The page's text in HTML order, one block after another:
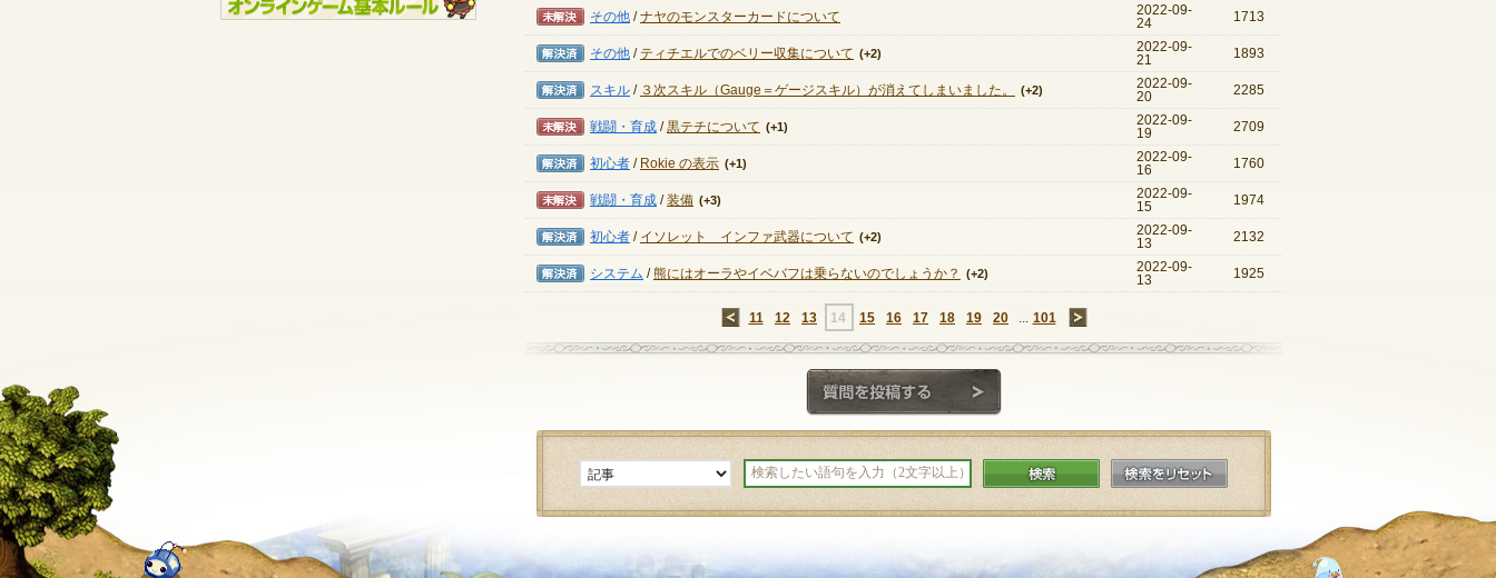
未解決
その他 /ナヤのモンスターカードについて
2022-09-
24
1713
解決済み
その他 / ティチエルでのベリー収集について (+2)
2022-09-
21
1893
解決済み
スキル / ３次スキル（Gauge＝ゲージスキル）が消えてしまいました。 (+2)
2022-09-
20
2285
未解決
戦闘・育成 /黒テチについて (+1)
2022-09-
19
2709
解決済み
初心者 / Rokie の表示 (+1)
2022-09-
16
1760
未解決
戦闘・育成 /装備 (+3)
2022-09-
15
1974
解決済み
初心者 / イソレット インファ武器について (+2)
2022-09-
13
2132
解決済み
システム /熊にはオーラやイベバフは乗らないのでしょうか？ (+2)
2022-09-
13
1925
←
11 12 13 14 15 16 17 18 19 20 101
検索